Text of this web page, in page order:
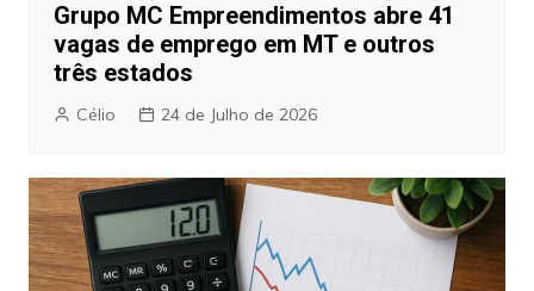
Grupo MC Empreendimentos abre 41
vagas de emprego em MT e outros
três estados
Célio 24 de Julho de 2026